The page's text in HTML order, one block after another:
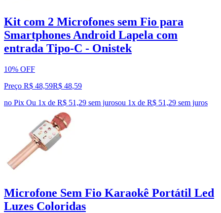
Kit com 2 Microfones sem Fio para
Smartphones Android Lapela com
entrada Tipo-C - Onistek
10% OFF
Preço R$ 48,59R$ 48,59
no Pix Ou 1x de R$ 51,29 sem jurosou 1x de R$ 51,29 sem juros
Microfone Sem Fio Karaokê Portátil Led
Luzes Coloridas